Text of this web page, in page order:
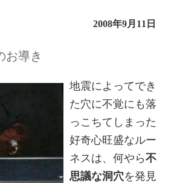
2008年9月11日
お導き
地震によってでき
た穴に不覚にも落
っこちてしまった
好奇心旺盛なルー
ネスは、何やら不
思議な洞穴を発見